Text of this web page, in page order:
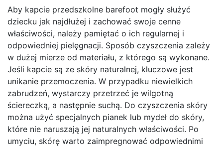
Aby kapcie przedszkolne barefoot mogły służyć
dziecku jak najdłużej i zachować swoje cenne
właściwości, należy pamiętać o ich regularnej i
odpowiedniej pielęgnacji. Sposób czyszczenia zależy
w dużej mierze od materiału, z którego są wykonane.
Jeśli kapcie są ze skóry naturalnej, kluczowe jest
unikanie przemoczenia. W przypadku niewielkich
zabrudzeń, wystarczy przetrzeć je wilgotną
ściereczką, a następnie suchą. Do czyszczenia skóry
można użyć specjalnych pianek lub mydeł do skóry,
które nie naruszają jej naturalnych właściwości. Po
umyciu, skórę warto zaimpregnować odpowiednimi